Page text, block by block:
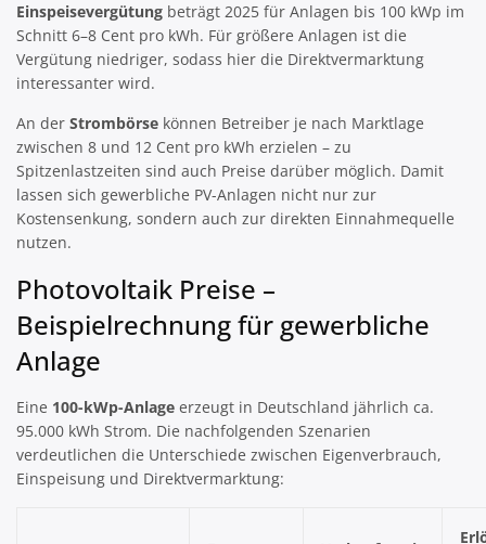
Einspeisevergütung beträgt 2025 für Anlagen bis 100 kWp im
Schnitt 6–8 Cent pro kWh. Für größere Anlagen ist die
Vergütung niedriger, sodass hier die Direktvermarktung
interessanter wird.
An der Strombörse können Betreiber je nach Marktlage
zwischen 8 und 12 Cent pro kWh erzielen – zu
Spitzenlastzeiten sind auch Preise darüber möglich. Damit
lassen sich gewerbliche PV-Anlagen nicht nur zur
Kostensenkung, sondern auch zur direkten Einnahmequelle
nutzen.
Photovoltaik Preise –
Beispielrechnung für gewerbliche
Anlage
Eine 100-kWp-Anlage erzeugt in Deutschland jährlich ca.
95.000 kWh Strom. Die nachfolgenden Szenarien
verdeutlichen die Unterschiede zwischen Eigenverbrauch,
Einspeisung und Direktvermarktung: